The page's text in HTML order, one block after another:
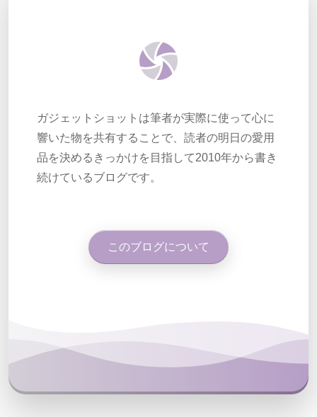
ガジェットショットは筆者が実際に使って心に
響いた物を共有することで、読者の明日の愛用
品を決めるきっかけを目指して2010年から書き
続けているブログです。
このブログについて